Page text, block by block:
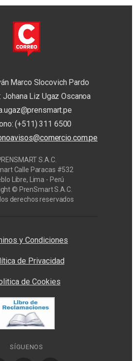
Marco Slocovich Pardo
Johana Liz Ugaz Oscanoa
(+511) 311 6500
S.A.C.
Calle Paracas #532
Libre, Lima - Perú
© PrenSmart S.A.C.
derechos reservados
y Condiciones
de Privacidad
de Cookies
SÍGUENOS